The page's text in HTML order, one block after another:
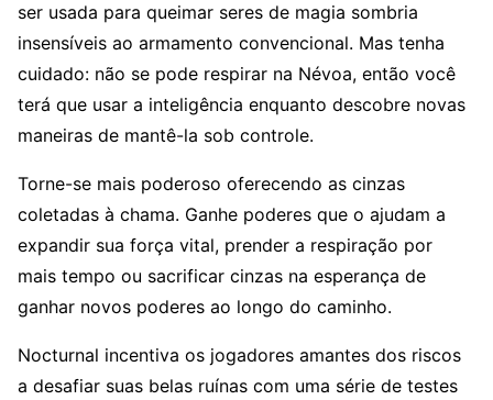
ser usada para queimar seres de magia sombria
insensíveis ao armamento convencional. Mas tenha
cuidado: não se pode respirar na Névoa, então você
terá que usar a inteligência enquanto descobre novas
maneiras de mantê-la sob controle.
Torne-se mais poderoso oferecendo as cinzas
coletadas à chama. Ganhe poderes que o ajudam a
expandir sua força vital, prender a respiração por
mais tempo ou sacrificar cinzas na esperança de
ganhar novos poderes ao longo do caminho.
Nocturnal incentiva os jogadores amantes dos riscos
a desafiar suas belas ruínas com uma série de testes